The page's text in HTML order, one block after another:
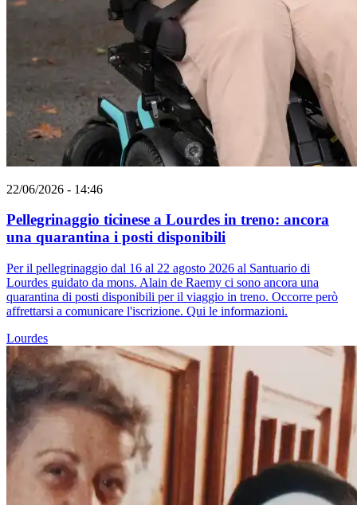
22/06/2026 - 14:46
Pellegrinaggio ticinese a Lourdes in treno: ancora
una quarantina i posti disponibili
Per il pellegrinaggio dal 16 al 22 agosto 2026 al Santuario di
Lourdes guidato da mons. Alain de Raemy ci sono ancora una
quarantina di posti disponibili per il viaggio in treno. Occorre però
affrettarsi a comunicare l'iscrizione. Qui le informazioni.
Lourdes